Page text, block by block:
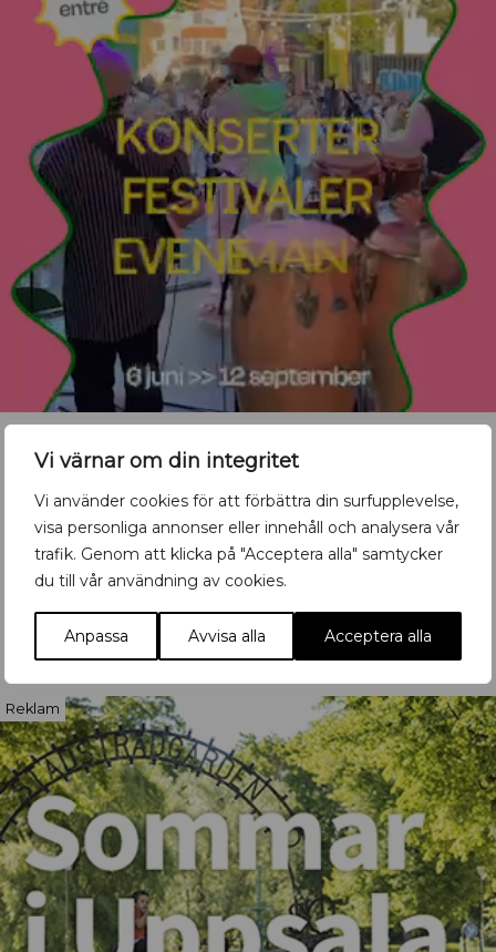
Vi värnar om din integritet
Vi använder cookies för att förbättra din surfupplevelse,
visa personliga annonser eller innehåll och analysera vår
trafik. Genom att klicka på "Acceptera alla" samtycker
du till vår användning av cookies.
Anpassa Avvisa alla Acceptera alla
Vill du synas med ditt
evenemang?
Reklam